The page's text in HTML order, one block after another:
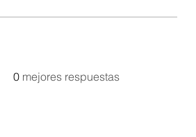
0 mejores respuestas